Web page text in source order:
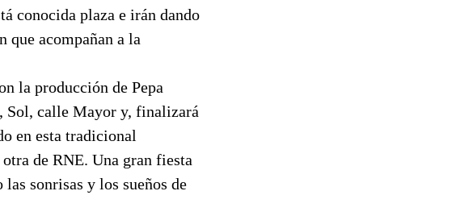
conocida plaza e irán dando
que acompañan a la
la producción de Pepa
Sol, calle Mayor y, finalizará
en esta tradicional
de RNE. Una gran fiesta
sonrisas y los sueños de